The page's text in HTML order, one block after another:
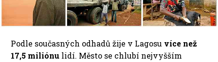
Podle současných odhadů žije v Lagosu více než
17,5 miliónu lidí. Město se chlubí nejvyšším